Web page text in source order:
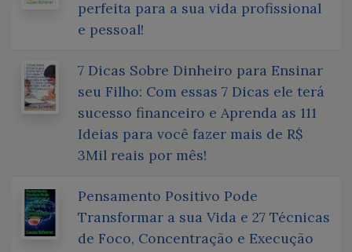
perfeita para a sua vida profissional
e pessoal!
7 Dicas Sobre Dinheiro para Ensinar
seu Filho: Com essas 7 Dicas ele terá
sucesso financeiro e Aprenda as 111
Ideias para você fazer mais de R$
3Mil reais por mês!
Pensamento Positivo Pode
Transformar a sua Vida e 27 Técnicas
de Foco, Concentração e Execução